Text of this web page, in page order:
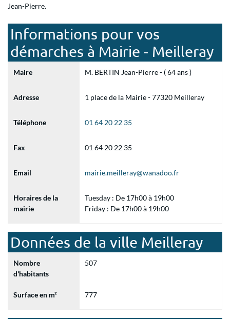
Jean-Pierre.
Informations pour vos
démarches à Mairie - Meilleray
Maire M. BERTIN Jean-Pierre - ( 64 ans )
Adresse 1 place de la Mairie - 77320 Meilleray
Téléphone 01 64 20 22 35
Fax 01 64 20 22 35
Email mairie.meilleray@wanadoo.fr
Horaires de la
mairie
Tuesday : De 17h00 à 19h00
Friday : De 17h00 à 19h00
Données de la ville Meilleray
Nombre
d'habitants
507
Surface en m² 777